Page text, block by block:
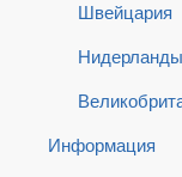
Швейцария
Нидерланды
Информация